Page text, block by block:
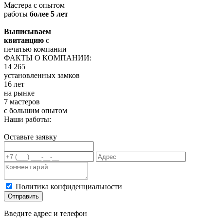
Мастера с опытом
работы более 5 лет
Выписываем
квитанцию с
печатью компании
ФАКТЫ О КОМПАНИИ:
14 265
установленных замков
16 лет
на рынке
7 мастеров
с большим опытом
Наши работы:
Оставьте заявку
Политика конфиденциальности
Отправить
Введите адрес и телефон